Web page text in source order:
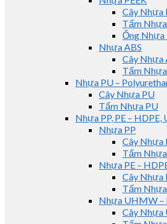
Cây Nhựa
Tấm
Ống Nhựa
Nhựa ABS
Cây Nhựa
Tấm
Nhựa PU –
Cây Nhựa PU
Tấm Nhựa PU
Nhựa PP, PE –
Nhựa PP
Cây Nhựa
Tấm
Nhựa PE –
Cây Nhựa
Tấm
Nhựa UHMW –
Cây